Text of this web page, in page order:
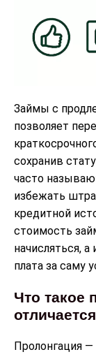
Займы с
позволяет
сохранив
часто
избежать
кредитной
стоимость
начисляться,
плата за саму
Что такое
Пролонгация